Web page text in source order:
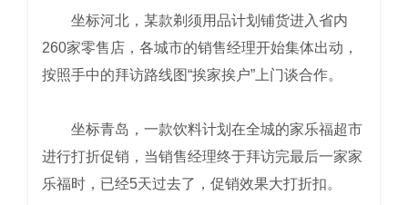
坐标河北，某款剃须用品计划铺货进入省内
260家零售店，各城市的销售经理开始集体出动，
按照手中的拜访路线图“挨家挨户”上门谈合作。
坐标青岛，一款饮料计划在全城的家乐福超市
进行打折促销，当销售经理终于拜访完最后一家家
乐福时，已经5天过去了，促销效果大打折扣。